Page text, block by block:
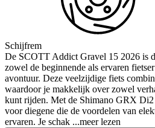
Schijfrem
De SCOTT Addict Gravel 15 2026 is
zowel de beginnende als ervaren
avontuur. Deze veelzijdige fiets
waardoor je makkelijk over zowel
kunt rijden. Met de Shimano GRX Di2
voor diegene die de voordelen van
ervaren. Je schak ...meer lezen